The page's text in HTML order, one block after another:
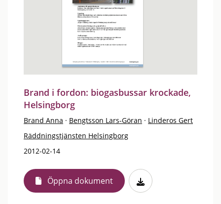
Brand i fordon: biogasbussar krockade,
Helsingborg
Brand Anna · Bengtsson Lars-Göran · Linderos Gert
Räddningstjänsten Helsingborg
2012-02-14
Öppna dokument